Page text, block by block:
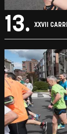
13. XXVII